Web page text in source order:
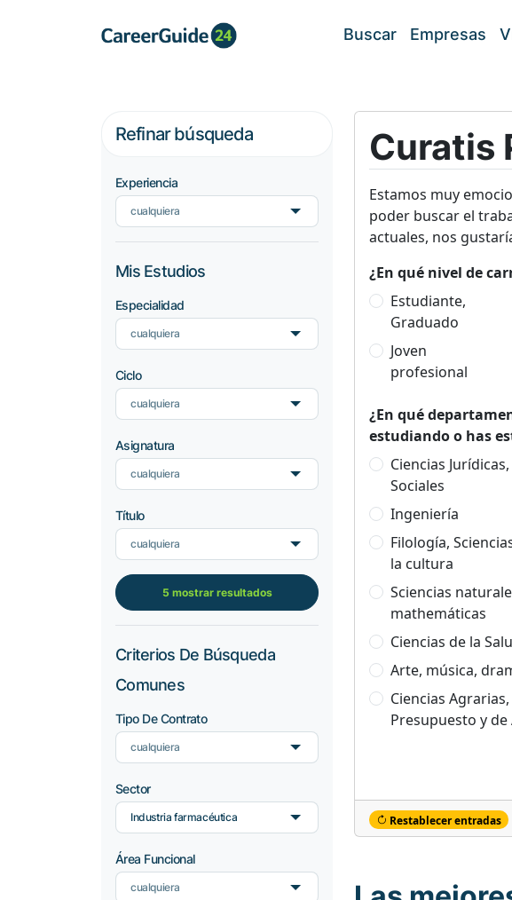
Buscar Empresas
Refinar búsqueda
Experiencia
cualquiera
Mis Estudios
Especialidad
cualquiera
Ciclo
cualquiera
Asignatura
cualquiera
Título
cualquiera
5 mostrar resultados
Criterios De Búsqueda
Comunes
Tipo De Contrato
cualquiera
Sector
Industria farmacéutica
Área Funcional
cualquiera
Curatis
Estamos muy
poder buscar el
actuales, nos
¿En qué nivel de
Estudiante,
Graduado
Joven
profesional
¿En qué
estudiando o has
Ciencias
Sociales
Ingeniería
Filología,
la cultura
Sciencias
mathemáticas
Ciencias de la
Arte, música,
Ciencias
Presupuesto y
Restablecer entradas